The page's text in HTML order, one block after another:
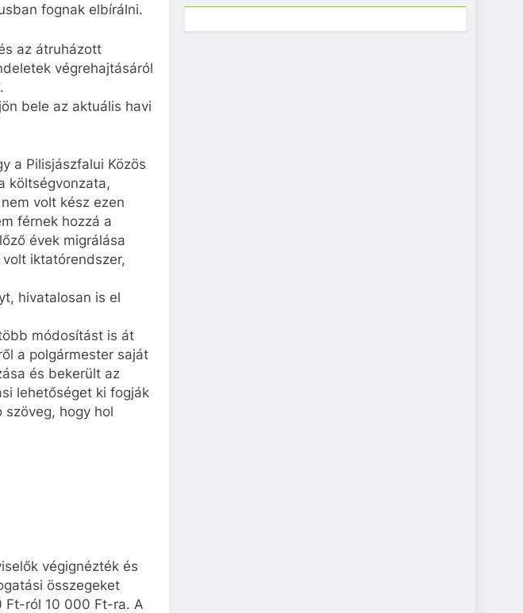
fognak elbírálni.
az átruházott
végrehajtásáról
bele az aktuális havi
a Pilisjászfalui Közös
költségvonzata,
volt kész ezen
férnek hozzá a
évek migrálása
iktatórendszer,
hivatalosan is el
módosítást is át
a polgármester saját
és bekerült az
lehetőséget ki fogják
hogy hol
végignézték és
összegeket
Ft-ról 10 000 Ft-ra. A